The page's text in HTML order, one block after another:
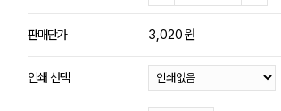
판매단가 3,020원
인쇄 선택